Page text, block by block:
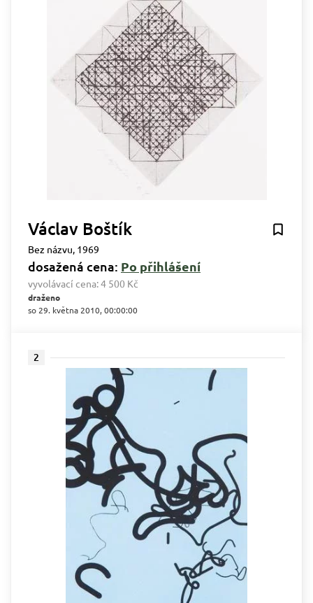
Václav Boštík
Bez názvu, 1969
dosažená cena: Po přihlášení
vyvolávací cena:4 500 Kč
draženo
so 29. května 2010, 00:00:00
2